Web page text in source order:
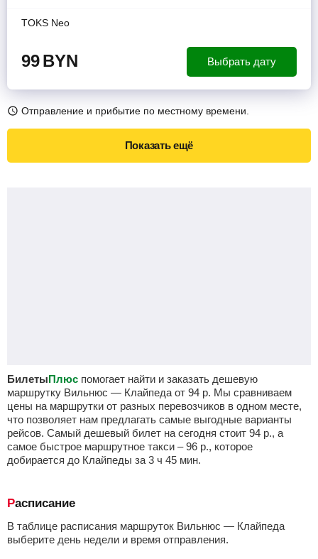
TOKS Neo
99BYN Выбрать дату
Отправление и прибытие по местному времени.
Показать ещё
БилетыПлюс помогает найти и заказать дешевую
маршрутку Вильнюс — Клайпеда от 94 р. Мы сравниваем
цены на маршрутки от разных перевозчиков в одном месте,
что позволяет нам предлагать самые выгодные варианты
рейсов. Самый дешевый билет на сегодня стоит 94 р., а
самое быстрое маршрутное такси –96 р., которое
добирается до Клайпеды за 3 ч 45 мин.
Расписание
В таблице расписания маршруток Вильнюс — Клайпеда
выберите день недели и время отправления.